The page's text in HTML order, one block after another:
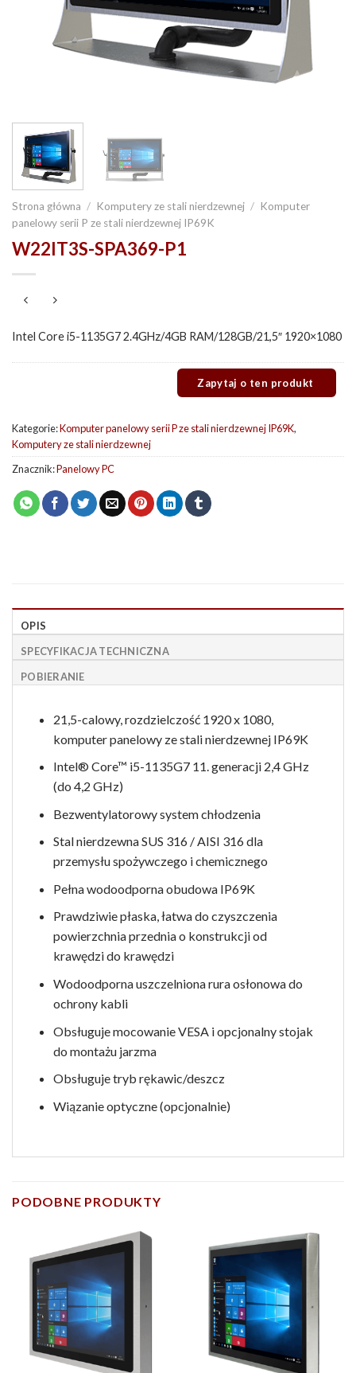
Strona główna / Komputery ze stali nierdzewnej / Komputer
panelowy serii P ze stali nierdzewnej IP69K
W22IT3S-SPA369-P1
Intel Core i5-1135G7 2.4GHz/4GB RAM/128GB/21,5″ 1920×1080
Kategorie:Komputer panelowy serii P ze stali nierdzewnej IP69K,
Komputery ze stali nierdzewnej
Znacznik:Panelowy PC
OPIS
SPECYFIKACJA TECHNICZNA
POBIERANIE
21,5-calowy, rozdzielczość 1920 x 1080,
komputer panelowy ze stali nierdzewnej IP69K
Intel® Core™ i5-1135G7 11. generacji 2,4 GHz
(do 4,2 GHz)
Bezwentylatorowy system chłodzenia
Stal nierdzewna SUS 316 / AISI 316 dla
przemysłu spożywczego i chemicznego
Pełna wodoodporna obudowa IP69K
Prawdziwie płaska, łatwa do czyszczenia
powierzchnia przednia o konstrukcji od
krawędzi do krawędzi
Wodoodporna uszczelniona rura osłonowa do
ochrony kabli
Obsługuje mocowanie VESA i opcjonalny stojak
do montażu jarzma
Obsługuje tryb rękawic/deszcz
Wiązanie optyczne (opcjonalnie)
PODOBNE PRODUKTY